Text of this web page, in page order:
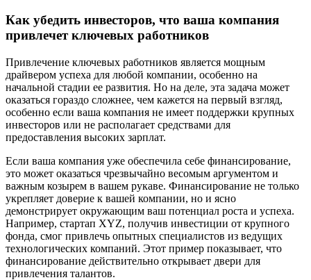
Как убедить инвесторов, что ваша компания
привлечет ключевых работников
Привлечение ключевых работников является мощным
драйвером успеха для любой компании, особенно на
начальной стадии ее развития. Но на деле, эта задача может
оказаться гораздо сложнее, чем кажется на первый взгляд,
особенно если ваша компания не имеет поддержки крупных
инвесторов или не располагает средствами для
предоставления высоких зарплат.
Если ваша компания уже обеспечила себе финансирование,
это может оказаться чрезвычайно весомым аргументом и
важным козырем в вашем рукаве. Финансирование не только
укрепляет доверие к вашей компании, но и ясно
демонстрирует окружающим ваш потенциал роста и успеха.
Например, стартап XYZ, получив инвестиции от крупного
фонда, смог привлечь опытных специалистов из ведущих
технологических компаний. Этот пример показывает, что
финансирование действительно открывает двери для
привлечения талантов.